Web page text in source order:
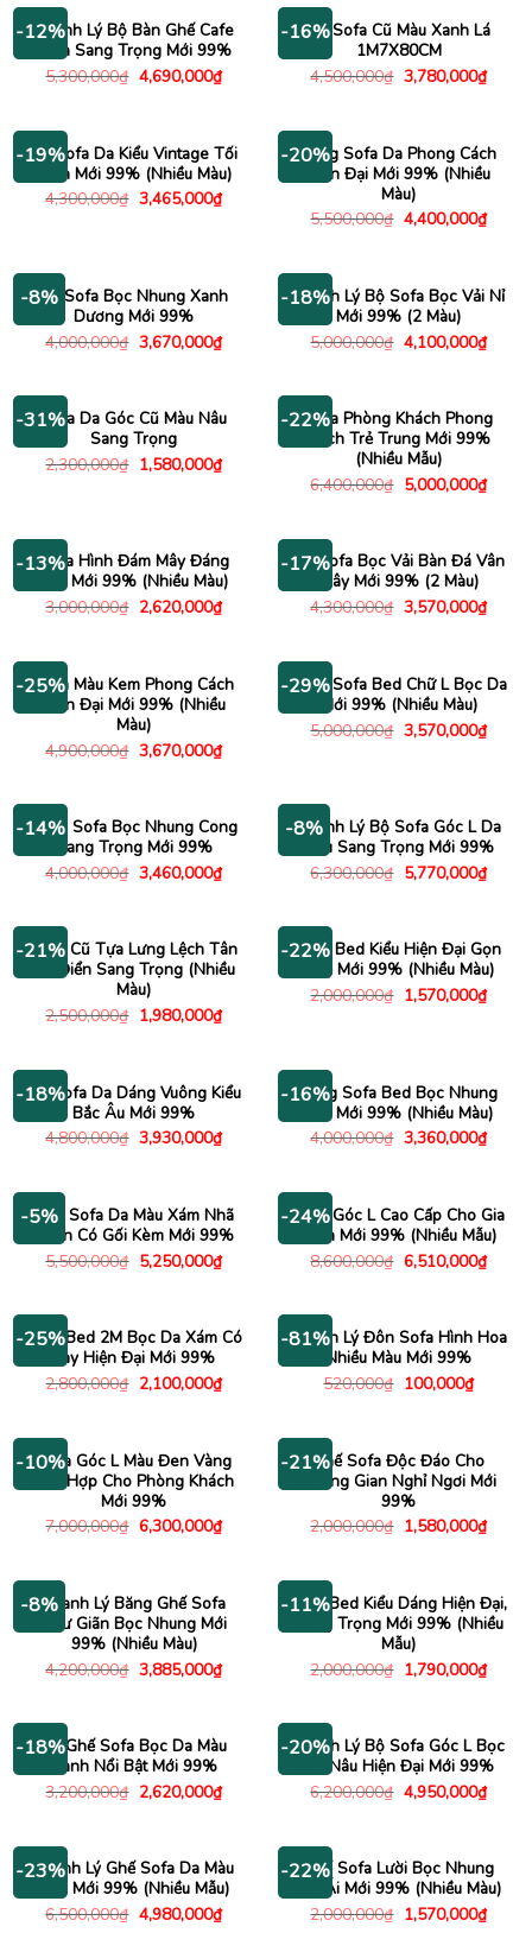
3,520,000₫.
-12%
Thanh Lý Bộ Bàn Ghế Cafe
Sofa Sang Trọng Mới 99%
5,300,000₫ Giá
gốc
4,690,000₫Giá
hiện
4,690,000₫.
-16%Bộ Sofa Cũ Màu Xanh Lá
1M7X80CM
4,500,000₫ Giá
gốc
3,780,000₫Giá
hiện
-19%
Bộ Sofa Da Kiểu Vintage Tối
Giản Mới 99% (Nhiều Màu)
4,300,000₫ Giá
gốc
3,465,000₫Giá
hiện
-20%
Băng Sofa Da Phong Cách
Hiện Đại Mới 99% (Nhiều
Màu)
5,500,000₫ Giá
gốc
4,400,000₫Giá
hiện
-8%Bộ Sofa Bọc Nhung Xanh
Dương Mới 99%
4,000,000₫ Giá
gốc
3,670,000₫Giá
hiện
3,670,000₫.
-18%
Thanh Lý Bộ Sofa Bọc Vải Nỉ
Mới 99% (2 Màu)
5,000,000₫ Giá
gốc
4,100,000₫Giá
hiện
-31%Sofa Da Góc Cũ Màu Nâu
Sang Trọng
2,300,000₫ Giá
gốc
1,580,000₫Giá
hiện
-22%Sofa Phòng Khách Phong
Cách Trẻ Trung Mới 99%
(Nhiều Mẫu)
6,400,000₫ Giá
gốc
5,000,000₫Giá
hiện
-13%Sofa Hình Đám Mây Đáng
Yêu Mới 99% (Nhiều Màu)
3,000,000₫ Giá
gốc
2,620,000₫Giá
hiện
2,620,000₫.
-17%
Bộ Sofa Bọc Vải Bàn Đá Vân
Mây Mới 99% (2 Màu)
4,300,000₫ Giá
gốc
3,570,000₫Giá
hiện
-25%
Sofa Màu Kem Phong Cách
Hiện Đại Mới 99% (Nhiều
Màu)
4,900,000₫ Giá
gốc
3,670,000₫Giá
hiện
3,670,000₫.
-29%
Băng Sofa Bed Chữ L Bọc Da
Mới 99% (Nhiều Màu)
5,000,000₫ Giá
gốc
3,570,000₫Giá
hiện
-14%
Băng Sofa Bọc Nhung Cong
Sang Trọng Mới 99%
4,000,000₫ Giá
gốc
3,460,000₫Giá
hiện
3,460,000₫.
-8%
Thanh Lý Bộ Sofa Góc L Da
Nâu Sang Trọng Mới 99%
6,300,000₫ Giá
gốc
5,770,000₫Giá
hiện
-21%
Sofa Cũ Tựa Lưng Lệch Tân
Cổ Điển Sang Trọng (Nhiều
Màu)
2,500,000₫ Giá
gốc
1,980,000₫Giá
hiện
1,980,000₫.
-22%
Sofa Bed Kiểu Hiện Đại Gọn
Nhẹ Mới 99% (Nhiều Màu)
2,000,000₫ Giá
gốc
1,570,000₫Giá
hiện
-18%
Bộ Sofa Da Dáng Vuông Kiểu
Bắc Âu Mới 99%
4,800,000₫ Giá
gốc
3,930,000₫Giá
hiện
3,930,000₫.
-16%
Băng Sofa Bed Bọc Nhung
Mịn Mới 99% (Nhiều Màu)
4,000,000₫ Giá
gốc
3,360,000₫Giá
hiện
-5%
Ghế Sofa Da Màu Xám Nhã
Nhặn Có Gối Kèm Mới 99%
5,500,000₫ Giá
gốc
5,250,000₫Giá
hiện
5,250,000₫.
-24%
Sofa Góc L Cao Cấp Cho Gia
Đình Mới 99% (Nhiều Mẫu)
8,600,000₫ Giá
gốc
6,510,000₫Giá
hiện
-25%
Sofa Bed 2M Bọc Da Xám Có
Tay Hiện Đại Mới 99%
2,800,000₫ Giá
gốc
2,100,000₫Giá
hiện
2,100,000₫.
-81%
Thanh Lý Đôn Sofa Hình Hoa
Nhiều Màu Mới 99%
520,000₫ Giá
100,000₫Giá
hiện
-10%
Sofa Góc L Màu Đen Vàng
Phù Hợp Cho Phòng Khách
Mới 99%
7,000,000₫ Giá
gốc
6,300,000₫Giá
hiện
6,300,000₫.
-21%Ghế Sofa Độc Đáo Cho
Không Gian Nghỉ Ngơi Mới
99%
2,000,000₫ Giá
gốc
1,580,000₫Giá
hiện
-8%Thanh Lý Băng Ghế Sofa
Thư Giãn Bọc Nhung Mới
99% (Nhiều Màu)
4,200,000₫ Giá
gốc
3,885,000₫Giá
hiện
3,885,000₫.
-11%
Sofa Bed Kiểu Dáng Hiện Đại,
Sang Trọng Mới 99% (Nhiều
Mẫu)
2,000,000₫ Giá
gốc
1,790,000₫Giá
hiện
-18%Bộ Ghế Sofa Bọc Da Màu
Xanh Nổi Bật Mới 99%
3,200,000₫ Giá
gốc
2,620,000₫Giá
hiện
2,620,000₫.
-20%
Thanh Lý Bộ Sofa Góc L Bọc
Da Nâu Hiện Đại Mới 99%
6,200,000₫ Giá
gốc
4,950,000₫Giá
hiện
-23%
Thanh Lý Ghế Sofa Da Màu
Đẹp Mới 99% (Nhiều Mẫu)
6,500,000₫ Giá
gốc
4,980,000₫Giá
hiện
-22%
Ghế Sofa Lười Bọc Nhung
Êm Ái Mới 99% (Nhiều Màu)
2,000,000₫ Giá
gốc
1,570,000₫Giá
hiện